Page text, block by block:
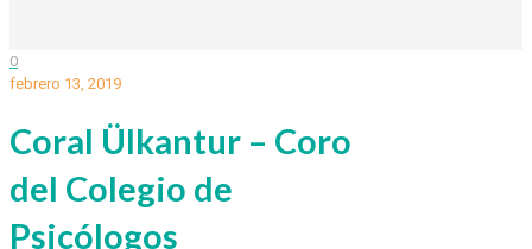
0
febrero 13, 2019
Coral Ülkantur – Coro
del Colegio de
Psicólogos